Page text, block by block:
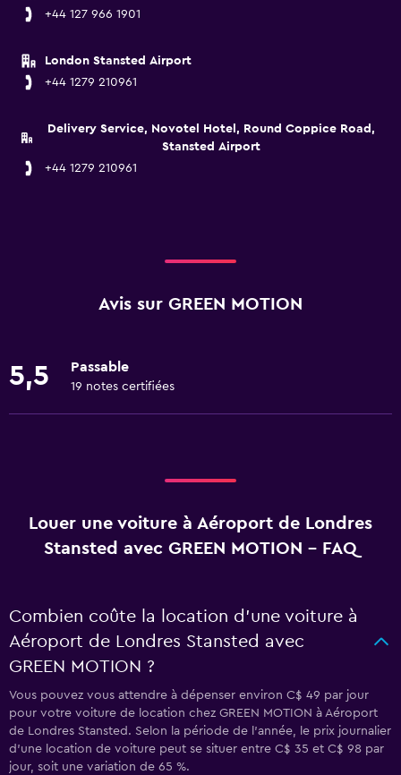
+44 127 966 1901
London Stansted Airport
+44 1279 210961
Delivery Service, Novotel Hotel, Round Coppice Road,
Stansted Airport
+44 1279 210961
Avis sur GREEN MOTION
5,5 Passable
19 notes certifiées
Louer une voiture à Aéroport de Londres
Stansted avec GREEN MOTION - FAQ
Combien coûte la location d’une voiture à
Aéroport de Londres Stansted avec
GREEN MOTION ?
Vous pouvez vous attendre à dépenser environ C$ 49 par jour
pour votre voiture de location chez GREEN MOTION à Aéroport
de Londres Stansted. Selon la période de l’année, le prix journalier
d'une location de voiture peut se situer entre C$ 35 et C$ 98 par
jour, soit une variation de 65 %.